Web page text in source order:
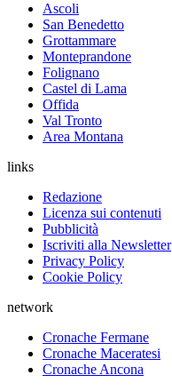
Ascoli
San Benedetto
Grottammare
Monteprandone
Folignano
Castel di Lama
Offida
Val Tronto
Area Montana
links
Redazione
Licenza sui contenuti
Pubblicità
Iscriviti alla Newsletter
Privacy Policy
Cookie Policy
network
Cronache Fermane
Cronache Maceratesi
Cronache Ancona